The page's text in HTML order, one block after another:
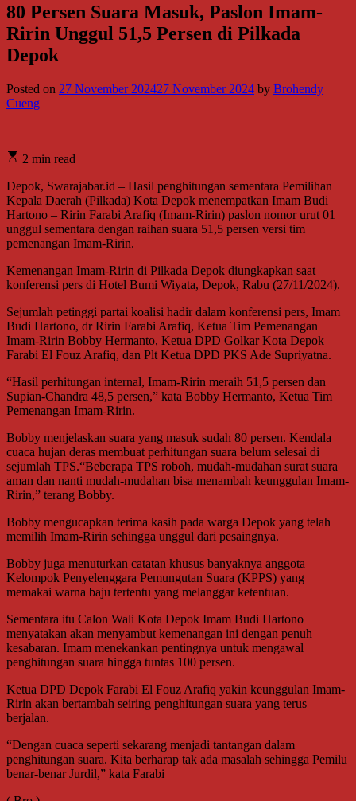
80 Persen Suara Masuk, Paslon Imam-
Ririn Unggul 51,5 Persen di Pilkada
Depok
Posted on 27 November 202427 November 2024 by Brohendy
Cueng
2 min read
Depok, Swarajabar.id – Hasil penghitungan sementara Pemilihan
Kepala Daerah (Pilkada) Kota Depok menempatkan Imam Budi
Hartono – Ririn Farabi Arafiq (Imam-Ririn) paslon nomor urut 01
unggul sementara dengan raihan suara 51,5 persen versi tim
pemenangan Imam-Ririn.
Kemenangan Imam-Ririn di Pilkada Depok diungkapkan saat
konferensi pers di Hotel Bumi Wiyata, Depok, Rabu (27/11/2024).
Sejumlah petinggi partai koalisi hadir dalam konferensi pers, Imam
Budi Hartono, dr Ririn Farabi Arafiq, Ketua Tim Pemenangan
Imam-Ririn Bobby Hermanto, Ketua DPD Golkar Kota Depok
Farabi El Fouz Arafiq, dan Plt Ketua DPD PKS Ade Supriyatna.
“Hasil perhitungan internal, Imam-Ririn meraih 51,5 persen dan
Supian-Chandra 48,5 persen,” kata Bobby Hermanto, Ketua Tim
Pemenangan Imam-Ririn.
Bobby menjelaskan suara yang masuk sudah 80 persen. Kendala
cuaca hujan deras membuat perhitungan suara belum selesai di
sejumlah TPS.“Beberapa TPS roboh, mudah-mudahan surat suara
aman dan nanti mudah-mudahan bisa menambah keunggulan Imam-
Ririn,” terang Bobby.
Bobby mengucapkan terima kasih pada warga Depok yang telah
memilih Imam-Ririn sehingga unggul dari pesaingnya.
Bobby juga menuturkan catatan khusus banyaknya anggota
Kelompok Penyelenggara Pemungutan Suara (KPPS) yang
memakai warna baju tertentu yang melanggar ketentuan.
Sementara itu Calon Wali Kota Depok Imam Budi Hartono
menyatakan akan menyambut kemenangan ini dengan penuh
kesabaran. Imam menekankan pentingnya untuk mengawal
penghitungan suara hingga tuntas 100 persen.
Ketua DPD Depok Farabi El Fouz Arafiq yakin keunggulan Imam-
Ririn akan bertambah seiring penghitungan suara yang terus
berjalan.
“Dengan cuaca seperti sekarang menjadi tantangan dalam
penghitungan suara. Kita berharap tak ada masalah sehingga Pemilu
benar-benar Jurdil,” kata Farabi